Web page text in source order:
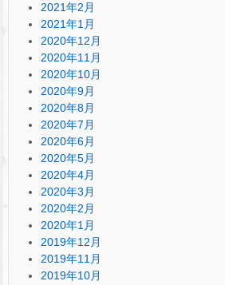
2021年2月
2021年1月
2020年12月
2020年11月
2020年10月
2020年9月
2020年8月
2020年7月
2020年6月
2020年5月
2020年4月
2020年3月
2020年2月
2020年1月
2019年12月
2019年11月
2019年10月